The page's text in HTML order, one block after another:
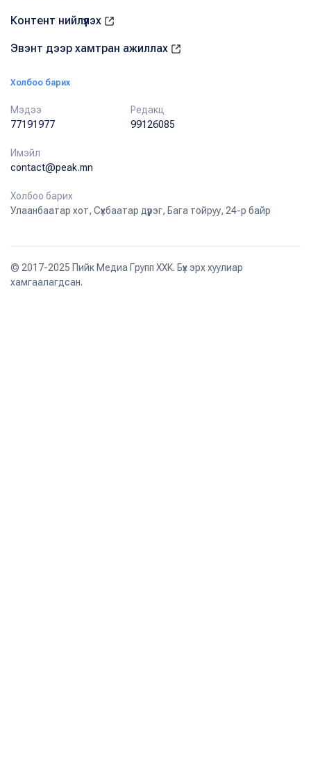
Контент нийлүүлэх
Эвэнт дээр хамтран ажиллах
Холбоо барих
Мэдээ
77191977
Редакц
99126085
Имэйл
contact@peak.mn
Холбоо барих
Улаанбаатар хот, Сүхбаатар дүүрэг, Бага тойруу, 24-р байр
© 2017-2025 Пийк Медиа Групп ХХК. Бүх эрх хуулиар
хамгаалагдсан.